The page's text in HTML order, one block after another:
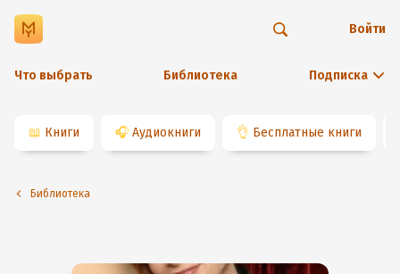
Что выбрать Библиотека Подписка
Войти
📖 Книги 🎧 Аудиокниги 👌 Бесплатные книги
Библиотека